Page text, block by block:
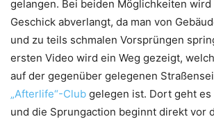
gelangen. Bei beiden Möglichkeiten
Geschick abverlangt, da man von
und zu teils schmalen Vorsprüngen
ersten Video wird ein Weg gezeigt,
auf der gegenüber gelegenen
„Afterlife“-Club gelegen ist. Dort geht
und die Sprungaction beginnt direkt vor